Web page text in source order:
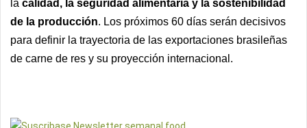
la calidad, la seguridad alimentaria y la sostenibilidad
de la producción. Los próximos 60 días serán decisivos
para definir la trayectoria de las exportaciones brasileñas
de carne de res y su proyección internacional.